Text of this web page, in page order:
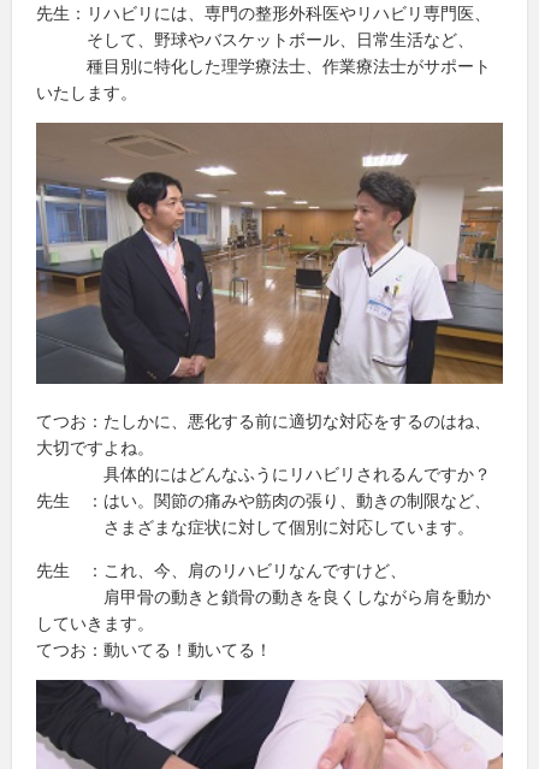
先生：リハビリには、専門の整形外科医やリハビリ専門医、
そして、野球やバスケットボール、日常生活など、
種目別に特化した理学療法士、作業療法士がサポート
いたします。
てつお：たしかに、悪化する前に適切な対応をするのはね、
大切ですよね。
具体的にはどんなふうにリハビリされるんですか？
先生 ：はい。関節の痛みや筋肉の張り、動きの制限など、
さまざまな症状に対して個別に対応しています。
先生 ：これ、今、肩のリハビリなんですけど、
肩甲骨の動きと鎖骨の動きを良くしながら肩を動か
していきます。
てつお：動いてる！動いてる！